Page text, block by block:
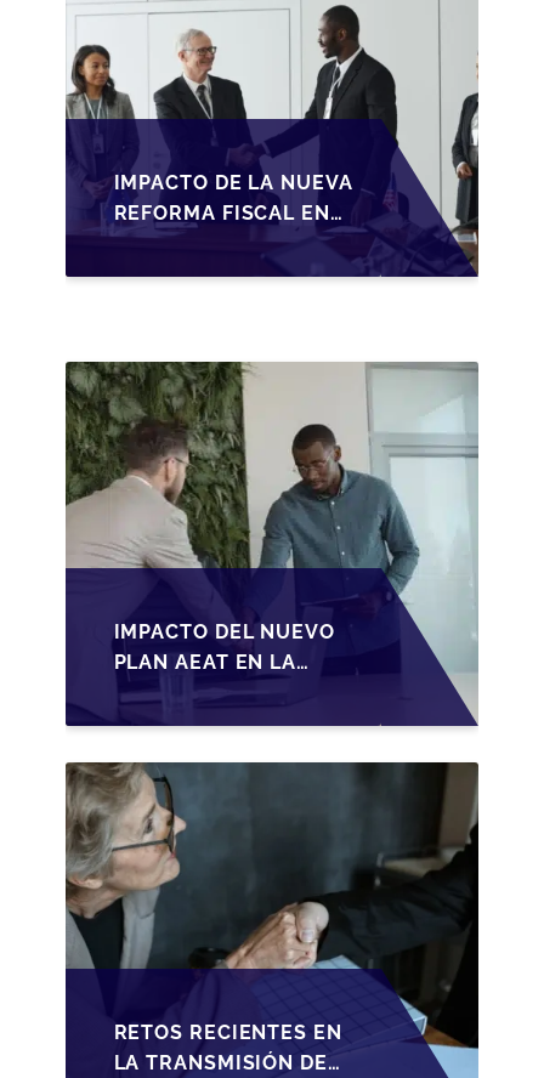
IMPACTO DE LA NUEVA
REFORMA FISCAL EN
LA TRANSMISIÓN DE
PYMES EN ESPAÑA
IMPACTO DEL NUEVO
PLAN AEAT EN LA
TRANSMISIÓN DE
PYMES ESPAÑOLAS
RETOS RECIENTES EN
LA TRANSMISIÓN DE